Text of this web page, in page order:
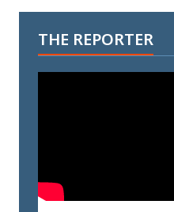
THE REPORTER